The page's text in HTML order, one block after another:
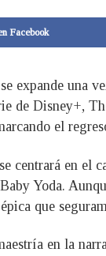
Facebook
expande una
de Disney+,
el
centrará en el
Yoda.
que
en la